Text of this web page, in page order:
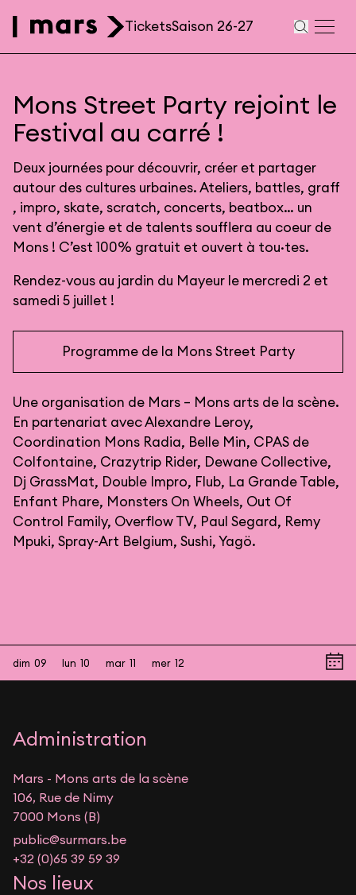
Navigation
TicketsSaison 26-27
Mons Street Party rejoint le
Festival au carré !
Deux journées pour découvrir, créer et partager
autour des cultures urbaines. Ateliers, battles, graff
, impro, skate, scratch, concerts, beatbox… un
vent d’énergie et de talents soufflera au coeur de
Mons ! C’est 100% gratuit et ouvert à tou·tes.
Rendez-vous au jardin du Mayeur le mercredi 2 et
samedi 5 juillet !
Programme de la Mons Street Party
Une organisation de Mars – Mons arts de la scène.
En partenariat avec Alexandre Leroy,
Coordination Mons Radia, Belle Min, CPAS de
Colfontaine, Crazytrip Rider, Dewane Collective,
Dj GrassMat, Double Impro, Flub, La Grande Table,
Enfant Phare, Monsters On Wheels, Out Of
Control Family, Overflow TV, Paul Segard, Remy
Mpuki, Spray-Art Belgium, Sushi,Yagö.
dim 09 lun 10 mar 11 mer 12
Administration
Mars - Mons arts de la scène
106, Rue de Nimy
7000 Mons (B)
public@surmars.be
+32 (0)65 39 59 39
Nos lieux